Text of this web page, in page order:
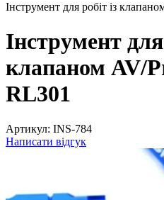
Інструмент для робіт із
Інструмент для
клапаном AV/
RL301
Артикул: INS-784
Написати відгук